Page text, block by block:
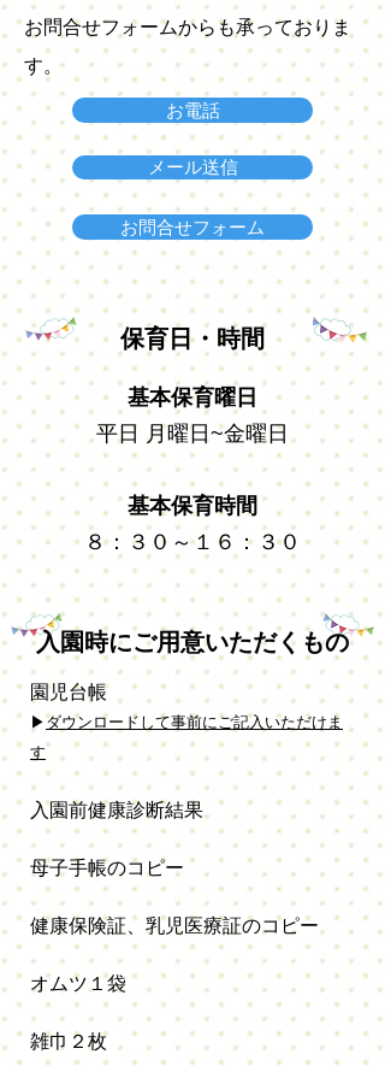
お問合せフォームからも承っておりま
す。
基本保育曜日
平日 月曜日~金曜日
基本保育時間
８：３０～１６：３０
保育日・時間
お電話
メール送信
お問合せフォーム
入園時にご用意いただくもの
園児台帳
▶ダウンロードして事前にご記入いただけま
す
入園前健康診断結果
母子手帳のコピー
健康保険証、乳児医療証のコピー
オムツ１袋
雑巾２枚